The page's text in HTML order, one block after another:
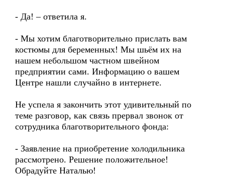
- Да! – ответила я.
- Мы хотим благотворительно прислать вам
костюмы для беременных! Мы шьём их на
нашем небольшом частном швейном
предприятии сами. Информацию о вашем
Центре нашли случайно в интернете.
Не успела я закончить этот удивительный по
теме разговор, как связь прервал звонок от
сотрудника благотворительного фонда:
- Заявление на приобретение холодильника
рассмотрено. Решение положительное!
Обрадуйте Наталью!